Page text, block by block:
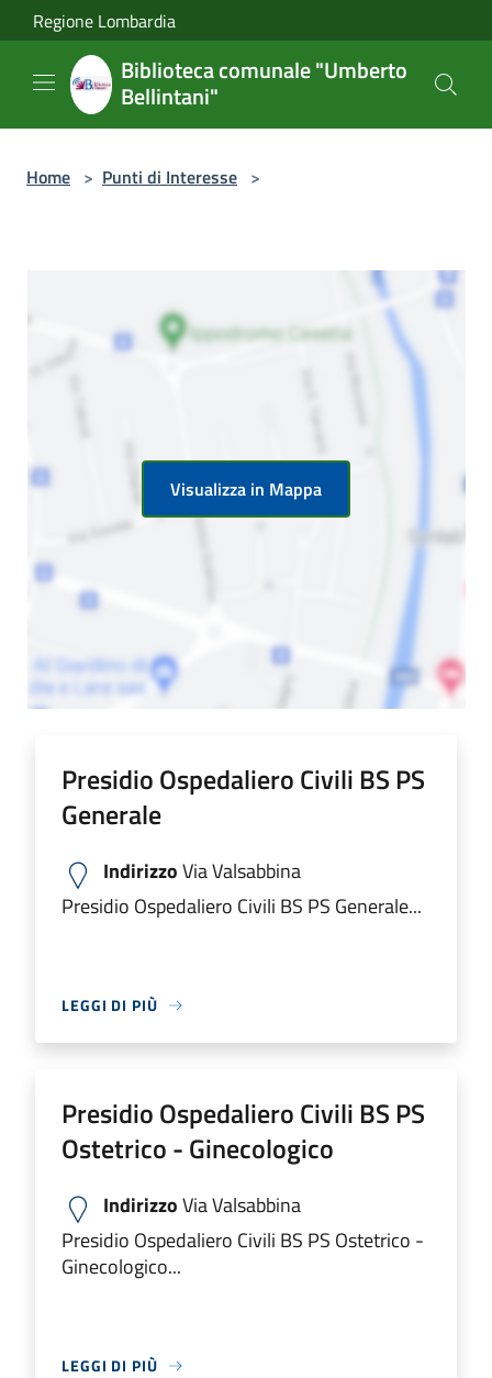
Salta al contenuto principale
Regione Lombardia
Biblioteca comunale "Umberto
Bellintani"
Home > Punti di Interesse >
Visualizza in Mappa
Presidio Ospedaliero Civili BS PS
Generale
IndirizzoVia Valsabbina
Presidio Ospedaliero Civili BS PS Generale...
LEGGI DI PIÙ
Presidio Ospedaliero Civili BS PS
Ostetrico - Ginecologico
IndirizzoVia Valsabbina
Presidio Ospedaliero Civili BS PS Ostetrico -
Ginecologico...
LEGGI DI PIÙ